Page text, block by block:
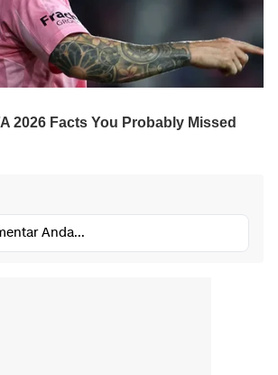
Anda...